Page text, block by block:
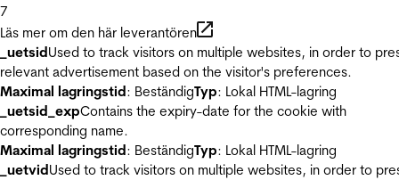
7
Läs mer om den här leverantören
_uetsidUsed to track visitors on multiple websites, in order to
relevant advertisement based on the visitor's preferences.
Maximal lagringstid: BeständigTyp: Lokal HTML-lagring
_uetsid_expContains the expiry-date for the cookie with
corresponding name.
Maximal lagringstid: BeständigTyp: Lokal HTML-lagring
_uetvidUsed to track visitors on multiple websites, in order to